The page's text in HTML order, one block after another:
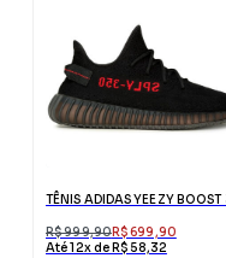
R$ 999,90R$ 699,90
Até 12x de R$ 58,32